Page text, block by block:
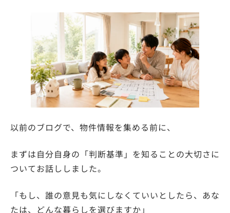
以前のブログで、物件情報を集める前に、
まずは自分自身の「判断基準」を知ることの大切さに
ついてお話ししました。
「もし、誰の意見も気にしなくていいとしたら、あな
たは、どんな暮らしを選びますか」